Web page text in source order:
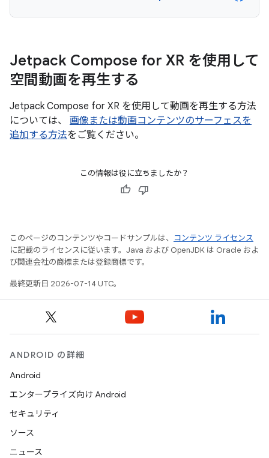
Jetpack Compose for XR を使用して
空間動画を再生する
Jetpack Compose for XR を使用して動画を再生する方法
については、 画像または動画コンテンツのサーフェスを
追加する方法をご覧ください。
この情報は役に立ちましたか？
このページのコンテンツやコードサンプルは、
コンテンツ ライセンス
に記載のライセンスに従います。Java および OpenJDK は Oracle およ
び関連会社の商標または登録商標です。
最終更新日 2026-07-14 UTC。
ANDROID の詳細
Android
エンタープライズ向け Android
セキュリティ
ソース
ニュース